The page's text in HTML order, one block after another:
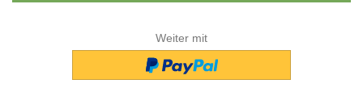
Weiter mit